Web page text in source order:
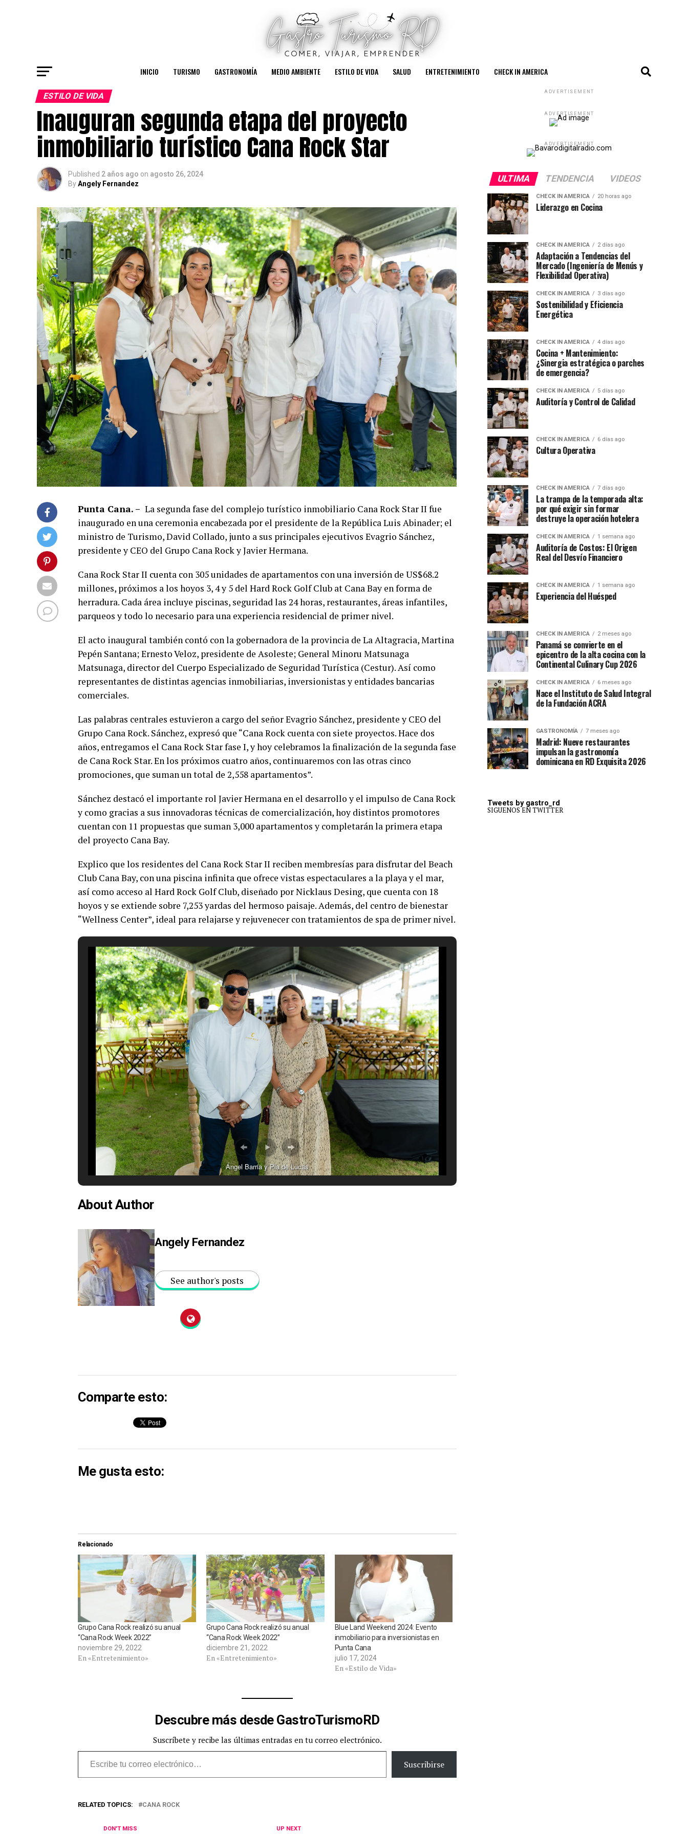
INICIO TURISMO GASTRONOMÍA MEDIO AMBIENTE ESTILO DE VIDA SALUD ENTRETENIMIENTO CHECK IN AMERICA
ESTILO DE VIDA
Inauguran segunda etapa del proyecto
inmobiliario turístico Cana Rock Star
Published 2 años ago on agosto 26, 2024
ByAngely Fernandez
Punta Cana. – La segunda fase del complejo turístico inmobiliario Cana Rock Star II fue
inaugurado en una ceremonia encabezada por el presidente de la República Luis Abinader; el
ministro de Turismo, David Collado, junto a sus principales ejecutivos Evagrio Sánchez,
presidente y CEO del Grupo Cana Rock y Javier Hermana.
Cana Rock Star II cuenta con 305 unidades de apartamentos con una inversión de US$68.2
millones, próximos a los hoyos 3, 4 y 5 del Hard Rock Golf Club at Cana Bay en forma de
herradura. Cada área incluye piscinas, seguridad las 24 horas, restaurantes, áreas infantiles,
parqueos y todo lo necesario para una experiencia residencial de primer nivel.
El acto inaugural también contó con la gobernadora de la provincia de La Altagracia, Martina
Pepén Santana; Ernesto Veloz, presidente de Asoleste; General Minoru Matsunaga
Matsunaga, director del Cuerpo Especializado de Seguridad Turística (Cestur). Así como
representantes de distintas agencias inmobiliarias, inversionistas y entidades bancarias
comerciales.
Las palabras centrales estuvieron a cargo del señor Evagrio Sánchez, presidente y CEO del
Grupo Cana Rock. Sánchez, expresó que “Cana Rock cuenta con siete proyectos. Hace dos
años, entregamos el Cana Rock Star fase I, y hoy celebramos la finalización de la segunda fase
de Cana Rock Star. En los próximos cuatro años, continuaremos con las otras cinco
promociones, que suman un total de 2,558 apartamentos”.
Sánchez destacó el importante rol Javier Hermana en el desarrollo y el impulso de Cana Rock
y como gracias a sus innovadoras técnicas de comercialización, hoy distintos promotores
cuentan con 11 propuestas que suman 3,000 apartamentos y completarán la primera etapa
del proyecto Cana Bay.
Explico que los residentes del Cana Rock Star II reciben membresías para disfrutar del Beach
Club Cana Bay, con una piscina infinita que ofrece vistas espectaculares a la playa y el mar,
así como acceso al Hard Rock Golf Club, diseñado por Nicklaus Desing, que cuenta con 18
hoyos y se extiende sobre 7,253 yardas del hermoso paisaje. Además, del centro de bienestar
“Wellness Center”, ideal para relajarse y rejuvenecer con tratamientos de spa de primer nivel.
Ángel Barria y Pia de Lucas
About Author
Angely Fernandez
See author's posts
Comparte esto:
Me gusta esto:
Relacionado
Grupo Cana Rock realizó su anual
“Cana Rock Week 2022”
noviembre 29, 2022
En «Entretenimiento»
Grupo Cana Rock realizó su anual
“Cana Rock Week 2022”
diciembre 21, 2022
En «Entretenimiento»
Blue Land Weekend 2024: Evento
inmobiliario para inversionistas en
Punta Cana
julio 17, 2024
En «Estilo de Vida»
Descubre más desde GastroTurismoRD
Suscríbete y recibe las últimas entradas en tu correo electrónico.
Escribe tu correo electrónico…
Suscribirse
RELATED TOPICS: CANA ROCK
UP NEXT
DON'T MISS
ADVERTISEMENT
ADVERTISEMENT
ADVERTISEMENT
ULTIMA TENDENCIA VIDEOS
CHECK IN AMERICA 20 horas ago
Liderazgo en Cocina
CHECK IN AMERICA 2 días ago
Adaptación a Tendencias del
Mercado (Ingeniería de Menús y
Flexibilidad Operativa)
CHECK IN AMERICA 3 días ago
Sostenibilidad y Eficiencia
Energética
CHECK IN AMERICA 4 días ago
Cocina + Mantenimiento:
¿Sinergia estratégica o parches
de emergencia?
CHECK IN AMERICA 5 días ago
Auditoría y Control de Calidad
CHECK IN AMERICA 6 días ago
Cultura Operativa
CHECK IN AMERICA 7 días ago
La trampa de la temporada alta:
por qué exigir sin formar
destruye la operación hotelera
CHECK IN AMERICA 1 semana ago
Auditoría de Costos: El Origen
Real del Desvío Financiero
CHECK IN AMERICA 1 semana ago
Experiencia del Huésped
CHECK IN AMERICA 2 meses ago
Panamá se convierte en el
epicentro de la alta cocina con la
Continental Culinary Cup 2026
CHECK IN AMERICA 6 meses ago
Nace el Instituto de Salud Integral
de la Fundación ACRA
GASTRONOMÍA 7 meses ago
Madrid: Nueve restaurantes
impulsan la gastronomía
dominicana en RD Exquisita 2026
Tweets by gastro_rd
SIGUENOS EN TWITTER